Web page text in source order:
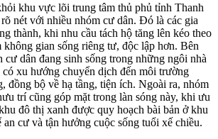
khu vực lõi trung tâm thủ phủ tỉnh Thanh
nét với nhiều nhóm cư dân. Đó là các gia
thành, khi nhu cầu tách hộ tăng lên kéo theo
gian sống riêng tư, độc lập hơn. Bên
cư dân đang sinh sống trong những ngôi nhà
có xu hướng chuyển dịch đến môi trường
đồng bộ về hạ tầng, tiện ích. Ngoài ra, nhóm
trí cũng góp mặt trong làn sóng này, khi ưu
đô thị xanh được quy hoạch bài bản ở khu
cư và tận hưởng cuộc sống tuổi xế chiều.